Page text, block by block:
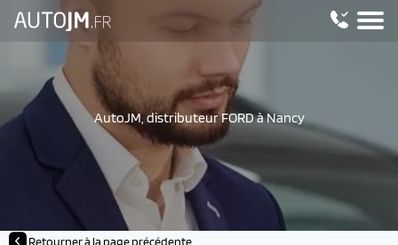
AutoJM, distributeur FORD à Nancy
Retourner à la page précédente